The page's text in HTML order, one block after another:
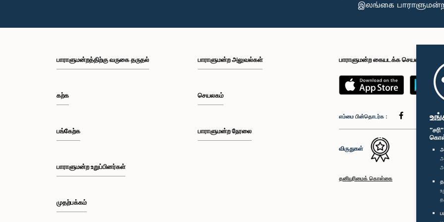
பாராளுமன்றத்திற்கு வருகை தருதல்
கற்க
பங்கேற்க
பாராளுமன்ற உறுப்பினர்கள்
முதற்பக்கம்
பாராளுமன்ற அலுவல்கள்
செயலகம்
பாராளுமன்ற நேரலை
பாராளுமன்ற கையடக்க செயலி
எம்மை பின்தொடர்க :
விருதுகள்
தனியுரிமைக் கொள்கை